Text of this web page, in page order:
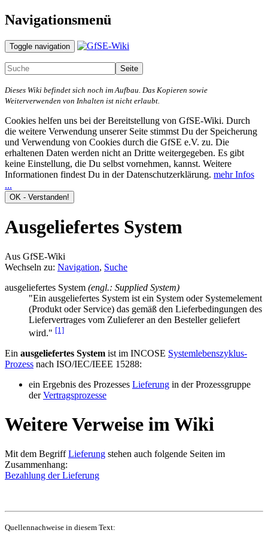
Navigationsmenü
Toggle navigation
Dieses Wiki befindet sich noch im Aufbau. Das Kopieren sowie
Weiterverwenden von Inhalten ist nicht erlaubt.
Cookies helfen uns bei der Bereitstellung von GfSE-Wiki. Durch
die weitere Verwendung unserer Seite stimmst Du der Speicherung
und Verwendung von Cookies durch die GfSE e.V. zu. Die
erhaltenen Daten werden nicht an Dritte weitergegeben. Es gibt
keine Einstellung, die Du selbst vornehmen, kannst. Weitere
Informationen findest Du in der Datenschutzerklärung. mehr Infos
...
Ausgeliefertes System
Aus GfSE-Wiki
Wechseln zu: Navigation, Suche
ausgeliefertes System (engl.: Supplied System)
"Ein ausgeliefertes System ist ein System oder Systemelement
(Produkt oder Service) das gemäß den Lieferbedingungen des
Liefervertrages vom Zulieferer an den Besteller geliefert
wird." [1]
Ein ausgeliefertes System ist im INCOSE Systemlebenszyklus-
Prozess nach ISO/IEC/IEEE 15288:
ein Ergebnis des Prozesses Lieferung in der Prozessgruppe
derVertragsprozesse
Weitere Verweise im Wiki
Mit dem BegriffLieferung stehen auch folgende Seiten im
Zusammenhang:
Bezahlung der Lieferung
Quellennachweise in diesem Text: